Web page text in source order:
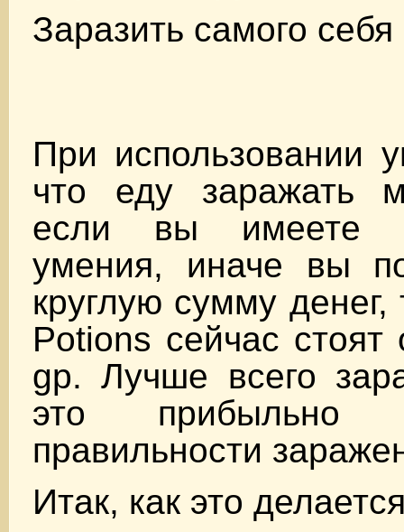
Заразить самого себя
При использовании
что еду заражать
если вы имеете
умения, иначе вы
круглую сумму денег,
Potions сейчас стоят
gp. Лучше всего
это прибыльно
правильности
Итак, как это